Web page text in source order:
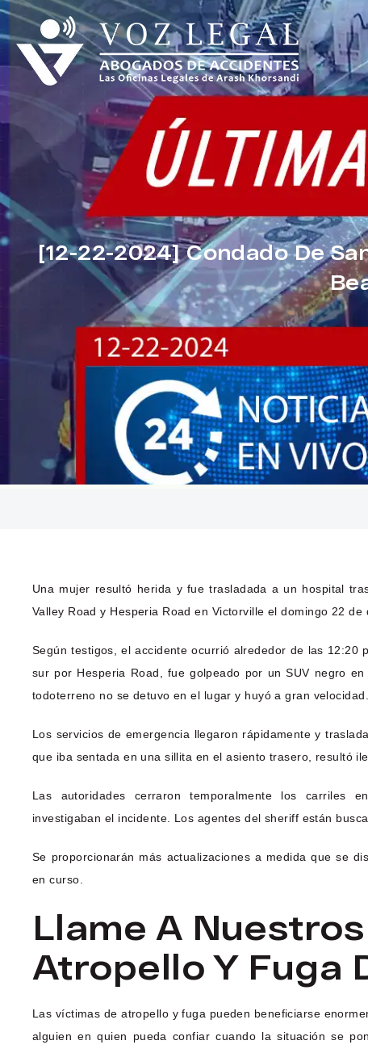
[12-22-2024] Condado De
Una mujer resultó herida y fue trasladada a un hospital
Valley Road y Hesperia Road en Victorville el domingo 22 de
Según testigos, el accidente ocurrió alrededor de las 12:20
sur por Hesperia Road, fue golpeado por un SUV negro
todoterreno no se detuvo en el lugar y huyó a gran velocidad.
Los servicios de emergencia llegaron rápidamente y
que iba sentada en una sillita en el asiento trasero, resultó
Las autoridades cerraron temporalmente los carriles
investigaban el incidente. Los agentes del sheriff están
Se proporcionarán más actualizaciones a medida que se
en curso.
Llame A
Atropello Y Fuga
Las víctimas de atropello y fuga pueden beneficiarse
alguien en quien pueda confiar cuando la situación se